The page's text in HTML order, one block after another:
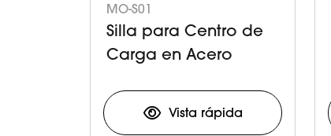
MO-S01
Silla para Centro de
Carga en Acero
Vista rápida